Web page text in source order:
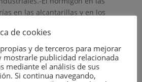
en las alcantarillas y en los
las construcciones de cemento
construcciones de cemento
en las construcciones civiles.-El
hidráulicas y carreteras y
Diversos tipos de puentes. Pruebas
de cookies
y de terceros para mejorar
mostrarle publicidad relacionada
mediante el análisis de sus
Si continua navegando,